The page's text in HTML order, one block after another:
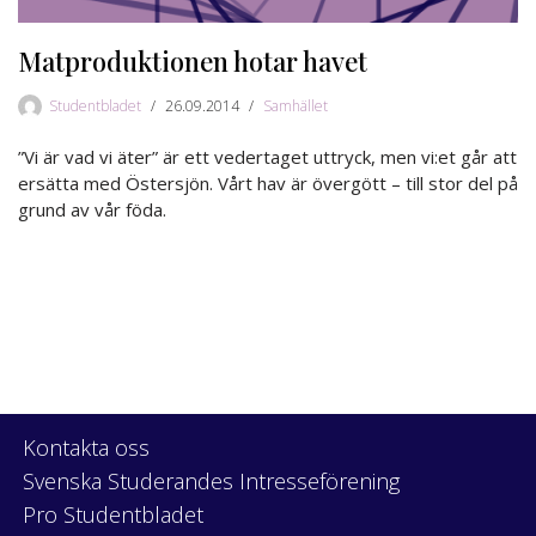
Matproduktionen hotar havet
Studentbladet 26.09.2014 Samhället
”Vi är vad vi äter” är ett vedertaget uttryck, men vi:et går att
ersätta med Östersjön. Vårt hav är övergött – till stor del på
grund av vår föda.
Kontakta oss
Svenska Studerandes Intresseförening
Pro Studentbladet